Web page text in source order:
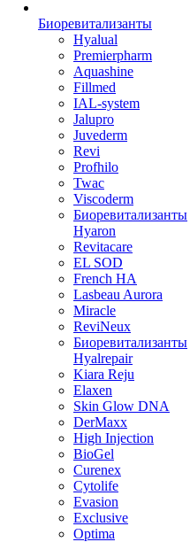
Биоревитализанты
Hyalual
Premierpharm
Aquashine
Fillmed
IAL-system
Jalupro
Juvederm
Revi
Profhilo
Twac
Viscoderm
Биоревитализанты
Hyaron
Revitacare
EL SOD
French HA
Lasbeau Aurora
Miracle
ReviNeux
Биоревитализанты
Hyalrepair
Kiara Reju
Elaxen
Skin Glow DNA
DerMaxx
High Injection
BioGel
Curenex
Cytolife
Evasion
Exclusive
Optima